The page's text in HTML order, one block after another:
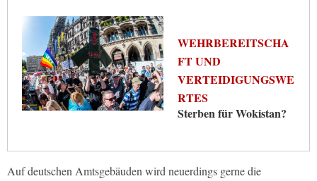
WEHRBEREITSCHA
FT UND
VERTEIDIGUNGSWE
RTES
Sterben für Wokistan?
Auf deutschen Amtsgebäuden wird neuerdings gerne die